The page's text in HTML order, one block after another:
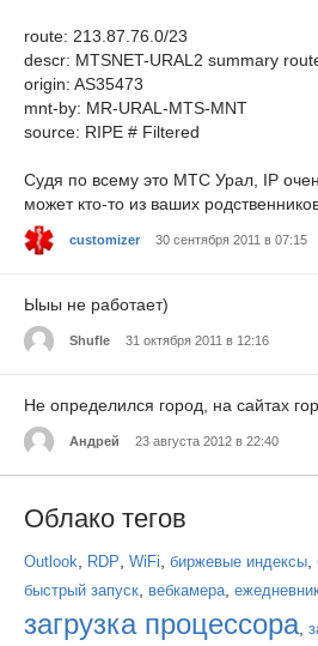
route: 213.87.76.0/23
descr: MTSNET-URAL2 summary
origin: AS35473
mnt-by: MR-URAL-MTS-MNT
source: RIPE # Filtered
Судя по всему это МТС Урал, IP
может кто-то из ваших
customizer 30 сентября 2011 в 07:15
Ыыы не работает)
Shufle 31 октября 2011 в 12:16
Не определился город, на сайтах
Андрей 23 августа 2012 в 22:40
Облако тегов
Outlook RDP WiFi биржевые индексы
быстрый запуск вебкамера
загрузка процессора,